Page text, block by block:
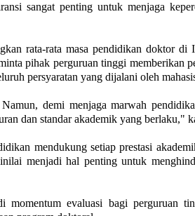
sangat penting untuk menjaga
rata-rata masa pendidikan doktor di
pihak perguruan tinggi memberikan
persyaratan yang dijalani oleh
demi menjaga marwah
dan standar akademik yang berlaku,"
mendukung setiap prestasi
menjadi hal penting untuk
momentum evaluasi bagi perguruan